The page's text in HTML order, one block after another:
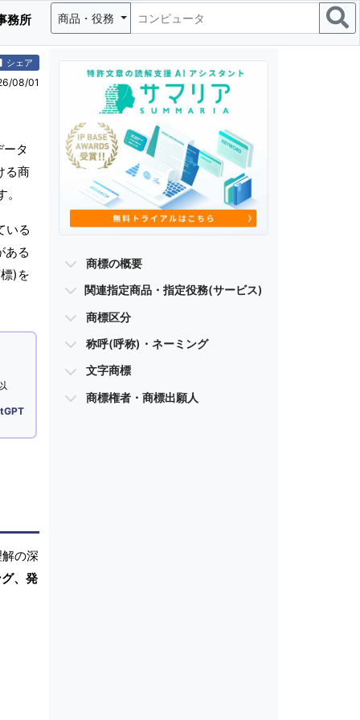
務所 商品・役務
シェア
08/01
タ
る商
いる
ある
)を
の深
、発
商標の概要
関連指定商品・指定役務(サービス)
商標区分
称呼(呼称)・ネーミング
文字商標
商標権者・商標出願人